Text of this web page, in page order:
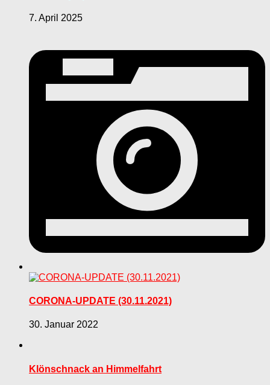
7. April 2025
CORONA-UPDATE (30.11.2021)
30. Januar 2022
Klönschnack an Himmelfahrt